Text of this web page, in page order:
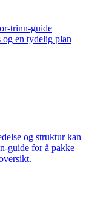
trinn-guide
og en tydelig plan
og struktur kan
guide for å pakke